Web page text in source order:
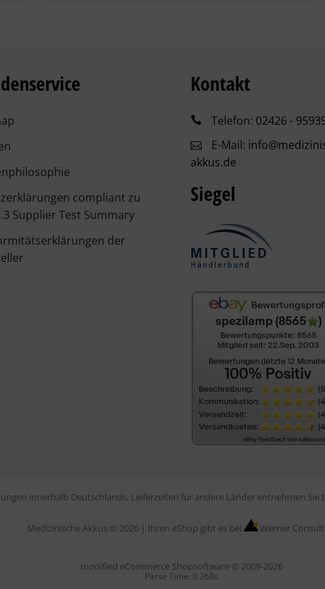
compliant zu
Supplier Test Summary
der
Kontakt
Telefon: 02426 -
E-Mail:
akkus.de
Siegel
innerhalb Deutschlands, Lieferzeiten für andere Länder entnehmen Sie
Medizinische Akkus © 2026 | Ihren eShop gibt es bei Werner
modified eCommerce Shopsoftware © 2009-2026
Parse Time: 0.268s